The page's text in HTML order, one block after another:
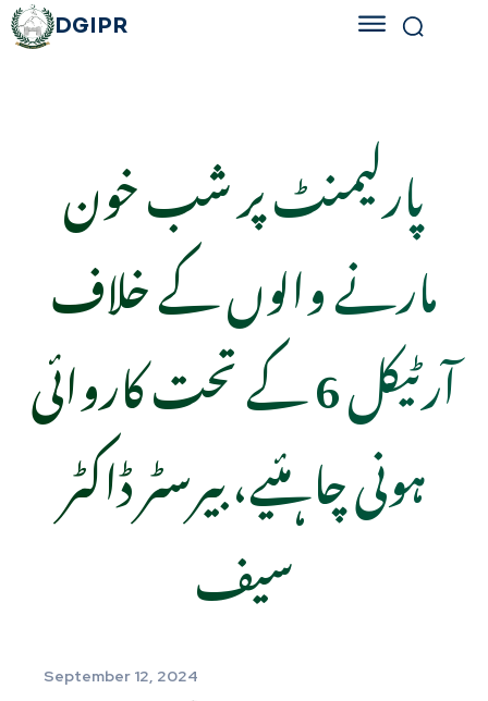
DGIPR
پارلیمنٹ پر شب خون
مارنے والوں کے خلاف
آرٹیکل 6 کے تحت کاروائی
ہونی چاہئیے، بیرسٹر ڈاکٹر
سیف
September 12, 2024